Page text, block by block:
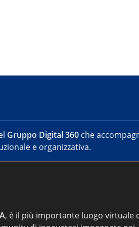
Gruppo Digital 360 che
e organizzativa.
, è il più importante luogo virtuale